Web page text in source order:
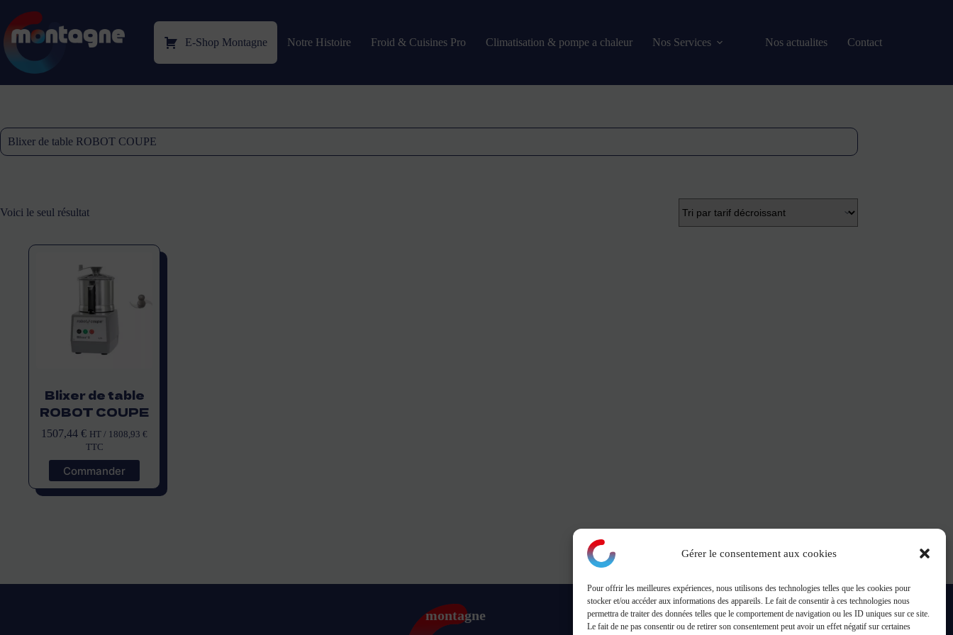
Gérer le consentement aux cookies
Pour offrir les meilleures expériences, nous utilisons des technologies telles que les cookies pour
stocker et/ou accéder aux informations des appareils. Le fait de consentir à ces technologies nous
permettra de traiter des données telles que le comportement de navigation ou les ID uniques sur ce site.
Le fait de ne pas consentir ou de retirer son consentement peut avoir un effet négatif sur certaines
E-Shop Montagne Notre Histoire Froid & Cuisines Pro Climatisation & pompe a chaleur Nos Services Nos actualites Contact
Blixer de table ROBOT COUPE
Voici le seul résultat
Blixer de table
ROBOT COUPE
1507,44€ HT / 1808,93€
TTC
Commander
montagne